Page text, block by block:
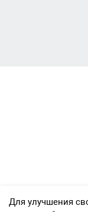
Для улучшения